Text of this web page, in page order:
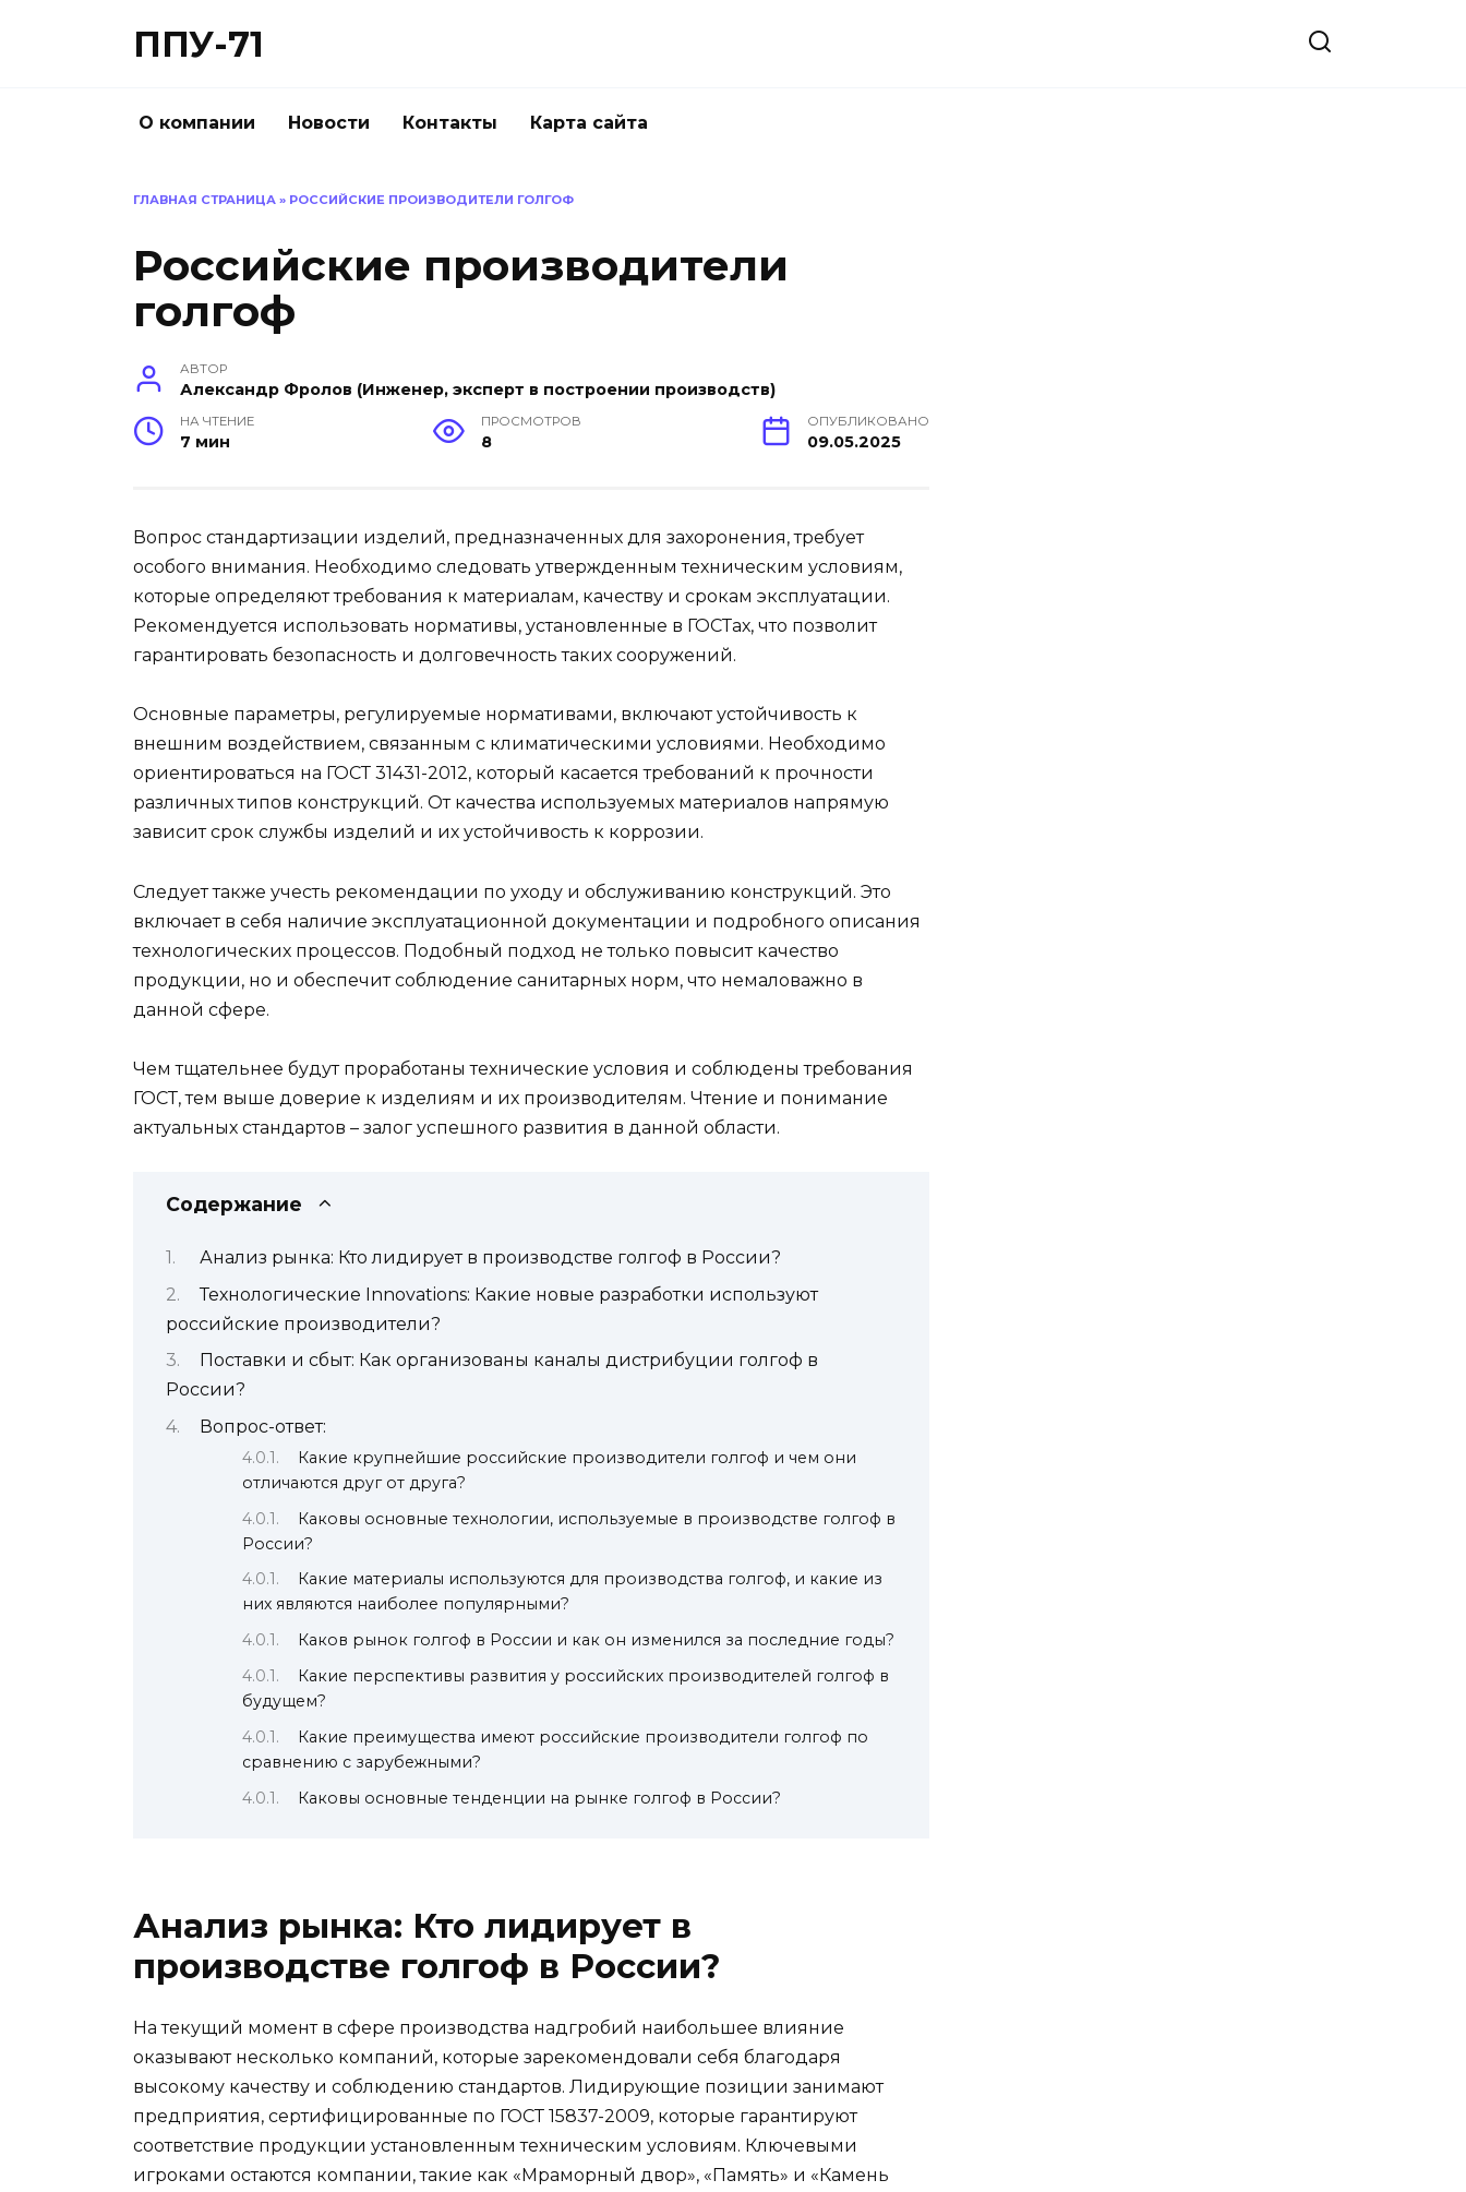
ППУ-71
О компании Новости Контакты Карта сайта
ГЛАВНАЯ СТРАНИЦА » РОССИЙСКИЕ ПРОИЗВОДИТЕЛИ ГОЛГОФ
Российские производители
голгоф
АВТОР
Александр Фролов (Инженер, эксперт в построении производств)
НА ЧТЕНИЕ
7 мин
ПРОСМОТРОВ
8
ОПУБЛИКОВАНО
09.05.2025
Вопрос стандартизации изделий, предназначенных для захоронения, требует
особого внимания. Необходимо следовать утвержденным техническим условиям,
которые определяют требования к материалам, качеству и срокам эксплуатации.
Рекомендуется использовать нормативы, установленные в ГОСТах, что позволит
гарантировать безопасность и долговечность таких сооружений.
Основные параметры, регулируемые нормативами, включают устойчивость к
внешним воздействием, связанным с климатическими условиями. Необходимо
ориентироваться на ГОСТ 31431-2012, который касается требований к прочности
различных типов конструкций. От качества используемых материалов напрямую
зависит срок службы изделий и их устойчивость к коррозии.
Следует также учесть рекомендации по уходу и обслуживанию конструкций. Это
включает в себя наличие эксплуатационной документации и подробного описания
технологических процессов. Подобный подход не только повысит качество
продукции, но и обеспечит соблюдение санитарных норм, что немаловажно в
данной сфере.
Чем тщательнее будут проработаны технические условия и соблюдены требования
ГОСТ, тем выше доверие к изделиям и их производителям. Чтение и понимание
актуальных стандартов – залог успешного развития в данной области.
Содержание
Анализ рынка: Кто лидирует в производстве голгоф в России?
Технологические Innovations: Какие новые разработки используют
российские производители?
Поставки и сбыт: Как организованы каналы дистрибуции голгоф в
России?
Вопрос-ответ:
Какие крупнейшие российские производители голгоф и чем они
отличаются друг от друга?
Каковы основные технологии, используемые в производстве голгоф в
России?
Какие материалы используются для производства голгоф, и какие из
них являются наиболее популярными?
Каков рынок голгоф в России и как он изменился за последние годы?
Какие перспективы развития у российских производителей голгоф в
будущем?
Какие преимущества имеют российские производители голгоф по
сравнению с зарубежными?
Каковы основные тенденции на рынке голгоф в России?
Анализ рынка: Кто лидирует в
производстве голгоф в России?
На текущий момент в сфере производства надгробий наибольшее влияние
оказывают несколько компаний, которые зарекомендовали себя благодаря
высокому качеству и соблюдению стандартов. Лидирующие позиции занимают
предприятия, сертифицированные по ГОСТ 15837-2009, которые гарантируют
соответствие продукции установленным техническим условиям. Ключевыми
игроками остаются компании, такие как «Мраморный двор», «Память» и «Камень